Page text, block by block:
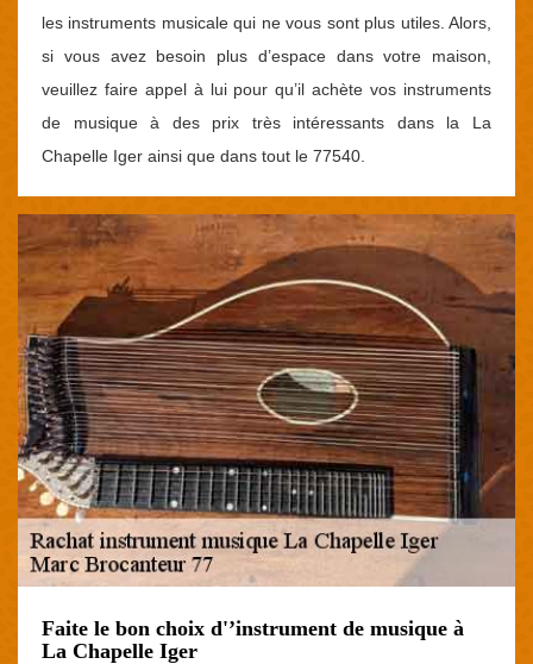
les instruments musicale qui ne vous sont plus utiles. Alors,
si vous avez besoin plus d’espace dans votre maison,
veuillez faire appel à lui pour qu’il achète vos instruments
de musique à des prix très intéressants dans la La
Chapelle Iger ainsi que dans tout le 77540.
Faite le bon choix d'’instrument de musique à
La Chapelle Iger